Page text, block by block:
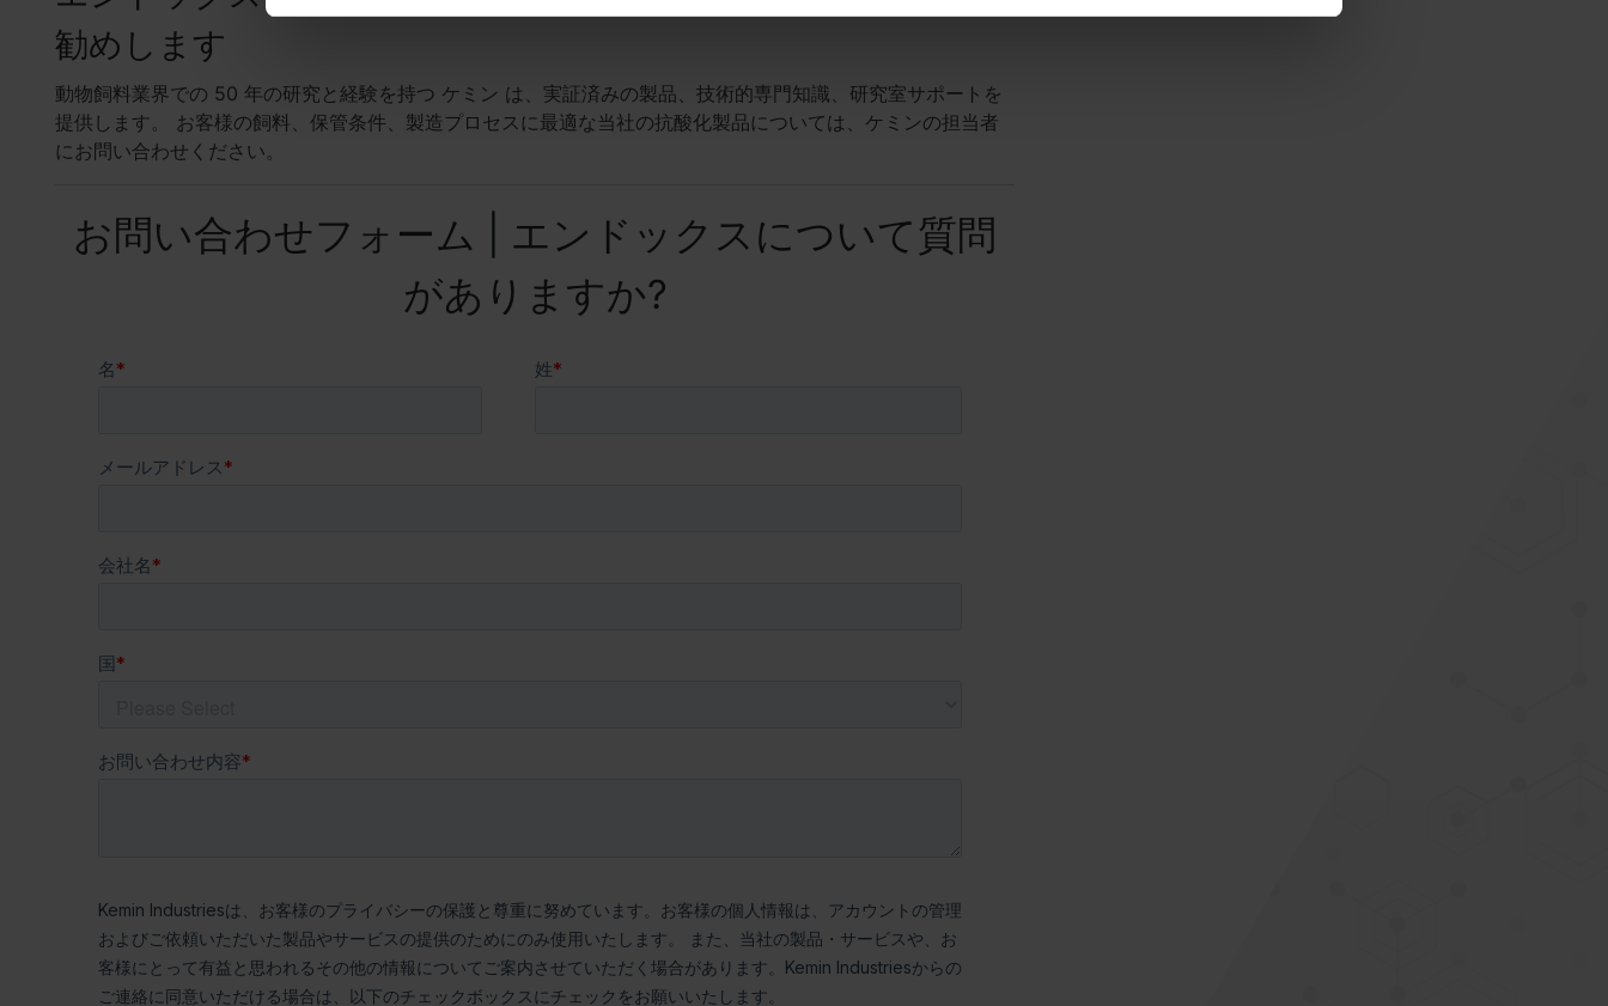
勧めします
動物飼料業界での 50 年の研究と経験を持つ ケミン は、実証済みの製品、技術的専門知識、研究室サポートを
提供します。 お客様の飼料、保管条件、製造プロセスに最適な当社の抗酸化製品については、ケミンの担当者
にお問い合わせください。
お問い合わせフォーム | エンドックスについて質問
がありますか?